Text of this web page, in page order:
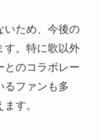
いため、今後の
す。特に歌以外
とのコラボレー
るファンも多
す。